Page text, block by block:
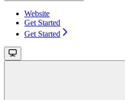
Website
Get Started
Get Started